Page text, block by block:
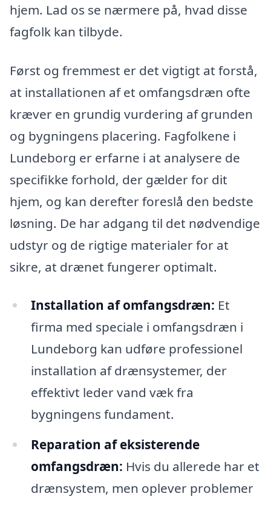
hjem. Lad os se nærmere på, hvad disse
fagfolk kan tilbyde.
Først og fremmest er det vigtigt at forstå,
at installationen af et omfangsdræn ofte
kræver en grundig vurdering af grunden
og bygningens placering. Fagfolkene i
Lundeborg er erfarne i at analysere de
specifikke forhold, der gælder for dit
hjem, og kan derefter foreslå den bedste
løsning. De har adgang til det nødvendige
udstyr og de rigtige materialer for at
sikre, at drænet fungerer optimalt.
Installation af omfangsdræn: Et
firma med speciale i omfangsdræn i
Lundeborg kan udføre professionel
installation af drænsystemer, der
effektivt leder vand væk fra
bygningens fundament.
Reparation af eksisterende
omfangsdræn: Hvis du allerede har et
drænsystem, men oplever problemer